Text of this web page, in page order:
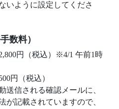
いように設定してくださ
数料）
円（税込）※4/1 午前1時
円（税込）
送信される確認メールに、
が記載されていますので、